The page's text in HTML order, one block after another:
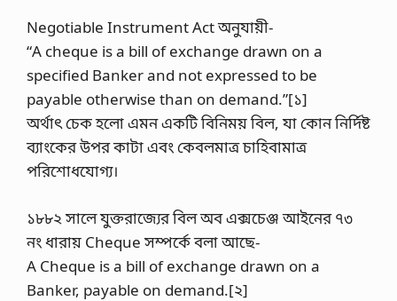
Negotiable Instrument Act অনুযায়ী-
“A cheque is a bill of exchange drawn on a
specified Banker and not expressed to be
payable otherwise than on demand.”[১]
অর্থাৎ চেক হলো এমন একটি বিনিময় বিল, যা কোন নির্দিষ্ট
ব্যাংকের উপর কাটা এবং কেবলমাত্র চাহিবামাত্র
পরিশোধযোগ্য।
১৮৮২ সালে যুক্তরাজ্যের বিল অব এক্সচেঞ্জ আইনের ৭৩
নং ধারায় Cheque সম্পর্কে বলা আছে-
A Cheque is a bill of exchange drawn on a
Banker, payable on demand.[২]